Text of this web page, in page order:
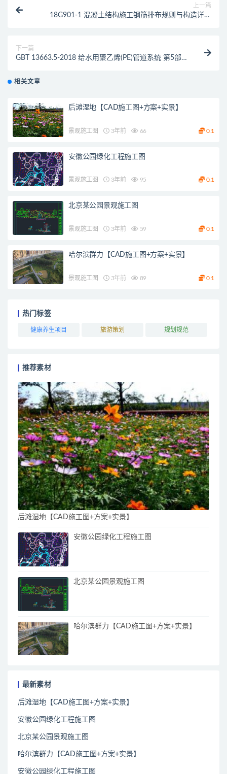
上一篇
18G901-1 混凝土结构施工钢筋排布规则与构造详图
下一篇
GBT 13663.5-2018 给水用聚乙烯(PE)管道系统 第5部
相关文章
后滩湿地【CAD施工图+方案+实景】
景观施工图 3年前 66 0.1
安徽公园绿化工程施工图
景观施工图 3年前 95 0.1
北京某公园景观施工图
景观施工图 3年前 59 0.1
哈尔滨群力【CAD施工图+方案+实景】
景观施工图 3年前 89 0.1
热门标签
健康养生项目 旅游策划 规划规范
推荐素材
后滩湿地【CAD施工图+方案+实景】
安徽公园绿化工程施工图
北京某公园景观施工图
哈尔滨群力【CAD施工图+方案+实景】
最新素材
后滩湿地【CAD施工图+方案+实景】
安徽公园绿化工程施工图
北京某公园景观施工图
哈尔滨群力【CAD施工图+方案+实景】
安徽公园绿化工程施工图